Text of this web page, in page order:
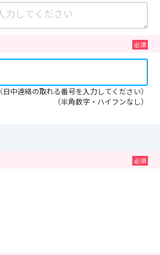
（日中連絡の取れる番号を入力してください）
（半角数字・ハイフンなし）